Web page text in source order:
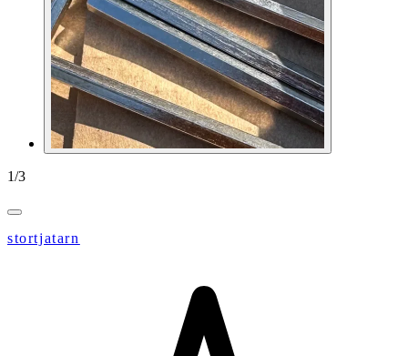
1/3
stortjatarn